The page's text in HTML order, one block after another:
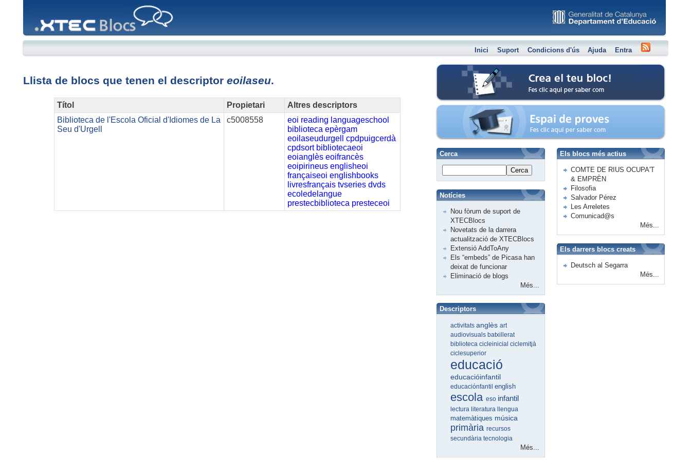
Inici Suport Condicions d'ús Ajuda Entra
Llista de blocs que tenen el descriptor eoilaseu.
Títol Propietari
Altres descriptors
Biblioteca de l'Escola Oficial d'Idiomes de La
Seu d'Urgell
c5008558 eoi reading languageschool
biblioteca epèrgam
eoilaseudurgell
cpdpuigcerdà
cpdsort bibliotecaeoi
eoianglès eoifrancès
eoipirineus englisheoi
françaiseoi englishbooks
livresfrançais tvseries dvds
ecoledelangue
prestecbiblioteca presteceoi
Crea el teu bloc
Espai de proves
Cerca
Cerca
Notícies
Nou fòrum de suport de
XTECBlocs
Novetats de la darrera
actualització de XTECBlocs
Extensió AddToAny
Els “embeds” de Picasa han
deixat de funcionar
Eliminació de blogs
Més...
Descriptors
activitatsanglèsart
audiovisualsbatxillerat
bibliotecacicleinicialciclemitjà
ciclesuperior
educació
educacióinfantil
educaciónfantilenglish
escolaeso infantil
lecturaliteraturallengua
matemàtiques música
primàriarecursos
secundàriatecnologia
Més...
Els blocs més actius
COMTE DE RIUS OCUPA'T
& EMPRÈN
Filosofia
Salvador Pérez
Les Arreletes
Comunicad@s
Més...
Els darrers blocs creats
Deutsch al Segarra
Més...